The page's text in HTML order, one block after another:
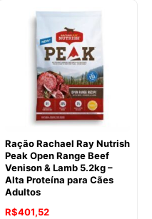
é:
R$431,71.
Ração Rachael Ray Nutrish
Peak Open Range Beef
Venison & Lamb 5.2kg –
Alta Proteína para Cães
Adultos
R$401,52